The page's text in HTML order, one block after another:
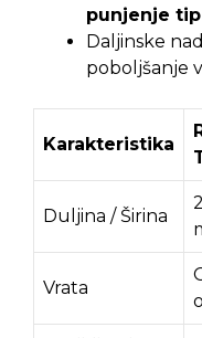
punjenje tip
Daljinske
poboljšanje
Karakteristika
Duljina / Širina
Vrata